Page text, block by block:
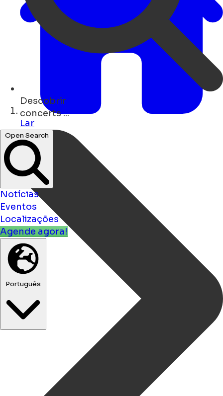
Descobrir
cafés ...
Open Search
Notícias
Eventos
Localizações
Agende agora!
Português
Lar